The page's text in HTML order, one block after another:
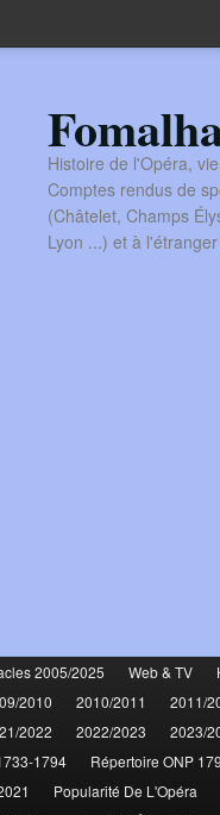
Histoire de l'Opéra,
Comptes rendus de
(Châtelet, Champs
Lyon ...) et à
2005/2025 Web & TV
2010 2010/2011 2011/
2022 2022/2023 2023/
1794
Répertoire ONP
Popularité De L'Opéra